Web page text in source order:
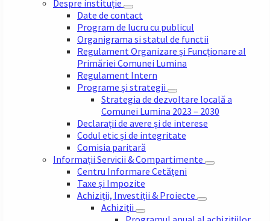
Despre instituție
Date de contact
Program de lucru cu publicul
Organigrama si statul de functii
Regulament Organizare și Funcționare al
Primăriei Comunei Lumina
Regulament Intern
Programe și strategii
Strategia de dezvoltare locală a
Comunei Lumina 2023 – 2030
Declarații de avere și de interese
Codul etic și de integritate
Comisia paritară
Informații Servicii & Compartimente
Centru Informare Cetățeni
Taxe și Impozite
Achiziții, Investiții & Proiecte
Achiziții